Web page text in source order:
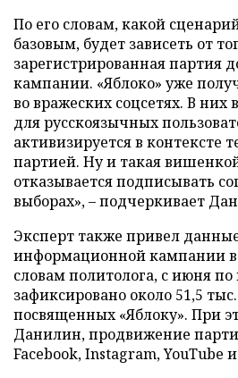
По его словам, какой
базовым, будет зависеть от
зарегистрированная партия
кампании. «Яблоко» уже
во вражеских соцсетях. В них
для русскоязычных
активизируется в контексте
партией. Ну и такая
отказывается подписывать
выборах», – подчеркивает
Эксперт также привел
информационной кампании
словам политолога, с июня по
зафиксировано около 51,5
посвященных «Яблоку». При
Данилин, продвижение
Facebook, Instagram, YouTube